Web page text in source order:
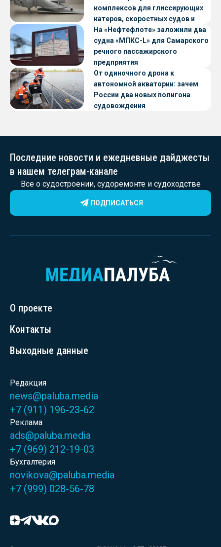
комплексов для глиссирующих
катеров, скоростных судов и
судов с малой осадкой
На «Нефтефлоте» заложили два
судна «МПКС-L» для Самарского
речного пассажирского
предприятия
От одиночного дрона к
автономной акватории: зачем
России два новых полигона
судовождения
Последние новости и ежедневные дайджесты
в нашем телеграм-канале
Все о судостроении, судоремонте и судоходстве
ПОДПИСАТЬСЯ
О проекте
Контакты
Выходные данные
Редакция
news@paluba.media
+7 (911) 196-23-62
Реклама
ads@paluba.media
+7 (969) 212-19-03
Бухгалтерия
novikova@paluba.media
+7 (999) 028-56-78